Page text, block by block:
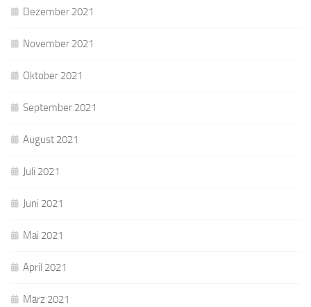
Dezember 2021
November 2021
Oktober 2021
September 2021
August 2021
Juli 2021
Juni 2021
Mai 2021
April 2021
März 2021